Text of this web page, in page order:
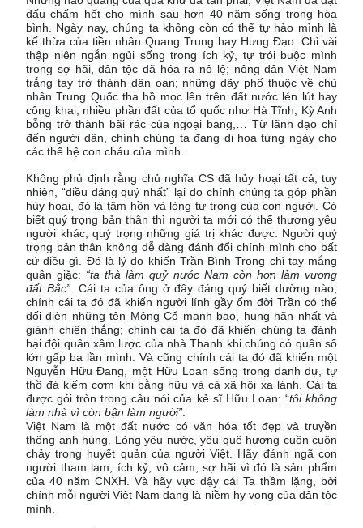
dấu chấm hết cho mình sau hơn 40 năm sống trong hòa
bình. Ngày nay, chúng ta không còn có thể tự hào mình là
kế thừa của tiền nhân Quang Trung hay Hưng Đạo. Chỉ vài
thập niên ngắn ngủi sống trong ích kỷ, tự trói buộc mình
trong sợ hãi, dân tộc đã hóa ra nô lệ; nông dân Việt Nam
trắng tay trở thành dân oan; những dãy phố thuộc về chủ
nhân Trung Quốc tha hồ mọc lên trên đất nước lén lút hay
công khai; nhiều phần đất của tổ quốc như Hà Tĩnh, Kỳ Anh
bỗng trở thành bãi rác của ngoại bang,… Từ lãnh đạo chí
đến người dân, chính chúng ta đang di họa từng ngày cho
các thế hệ con cháu của mình.
Không phủ định rằng chủ nghĩa CS đã hủy hoại tất cả; tuy
nhiên, “điều đáng quý nhất” lại do chính chúng ta góp phần
hủy hoại, đó là tâm hồn và lòng tự trọng của con người. Có
biết quý trọng bản thân thì người ta mới có thể thương yêu
người khác, quý trọng những giá trị khác được. Người quý
trọng bản thân không dễ dàng đánh đổi chính mình cho bất
cứ điều gì. Đó là lý do khiến Trần Bình Trọng chỉ tay mắng
quân giặc: “ta thà làm quỷ nước Nam còn hơn làm vương
đất Bắc”. Cái ta của ông ở đây đáng quý biết dường nào;
chính cái ta đó đã khiến người lính gầy ốm đời Trần có thể
đối diện những tên Mông Cổ mạnh bạo, hung hãn nhất và
giành chiến thắng; chính cái ta đó đã khiến chúng ta đánh
bại đội quân xâm lược của nhà Thanh khi chúng có quân số
lớn gấp ba lần mình. Và cũng chính cái ta đó đã khiến một
Nguyễn Hữu Đang, một Hữu Loan sống trong danh dự, tự
thồ đá kiếm cơm khi bằng hữu và cả xã hội xa lánh. Cái ta
được gói tròn trong câu nói của kẻ sĩ Hữu Loan: “tôi không
làm nhà vì còn bận làm người”.
Việt Nam là một đất nước có văn hóa tốt đẹp và truyền
thống anh hùng. Lòng yêu nước, yêu quê hương cuồn cuộn
chảy trong huyết quản của người Việt. Hãy đánh ngã con
người tham lam, ích kỷ, vô cảm, sợ hãi vì đó là sản phẩm
của 40 năm CNXH. Và hãy vực dậy cái Ta thầm lặng, bởi
chính mỗi người Việt Nam đang là niềm hy vọng của dân tộc
mình.